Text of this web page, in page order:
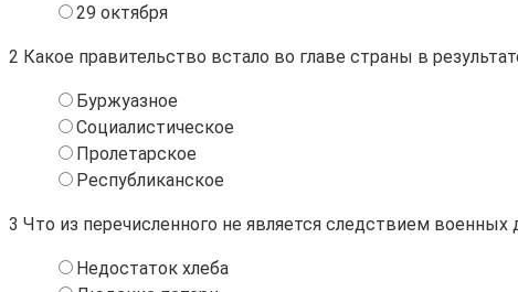
29 октября
2 Какое правительство встало во главе страны в
Буржуазное
Социалистическое
Пролетарское
Республиканское
3 Что из перечисленного не является следствием военных
Недостаток хлеба